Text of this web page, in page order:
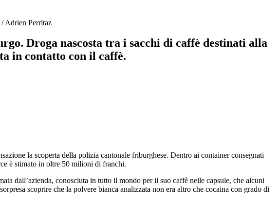
Adrien Perritaz
Droga nascosta tra i sacchi di caffè destinati alla
in contatto con il caffè.
la scoperta della polizia cantonale friburghese. Dentro ai container consegnati
è stimato in oltre 50 milioni di franchi.
dall’azienda, conosciuta in tutto il mondo per il suo caffè nelle capsule, che alcuni
scoprire che la polvere bianca analizzata non era altro che cocaina con grado di